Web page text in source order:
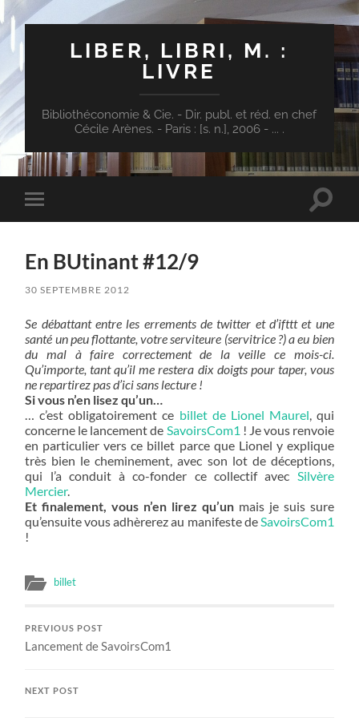
LIBER, LIBRI, M. :
LIVRE
Bibliothéconomie & Cie. - Dir. publ. et réd. en chef
Cécile Arènes. - Paris : [s. n.], 2006 - ... .
Toggle
mobile
Toggle
En BUtinant #12/9
30 SEPTEMBRE 2012
Se débattant entre les errements de twitter et d’ifttt et une
santé un peu flottante, votre serviteure (servitrice ?) a eu bien
du mal à faire correctement de la veille ce mois-ci.
Qu’importe, tant qu’il me restera dix doigts pour taper, vous
ne repartirez pas d’ici sans lecture !
Si vous n’en lisez qu’un…
… c’est obligatoirement ce billet de Lionel Maurel , qui
concerne le lancement de SavoirsCom1 ! Je vous renvoie
en particulier vers ce billet parce que Lionel y explique
très bien le cheminement, avec son lot de déceptions,
qui l’a conduit à co-fonder ce collectif avec Silvère
Mercier.
Et finalement, vous n’en lirez qu’unmais je suis sure
qu’ensuite vous adhèrerez au manifeste de SavoirsCom1
!
billet
PREVIOUS POST
Lancement de SavoirsCom1
NEXT POST